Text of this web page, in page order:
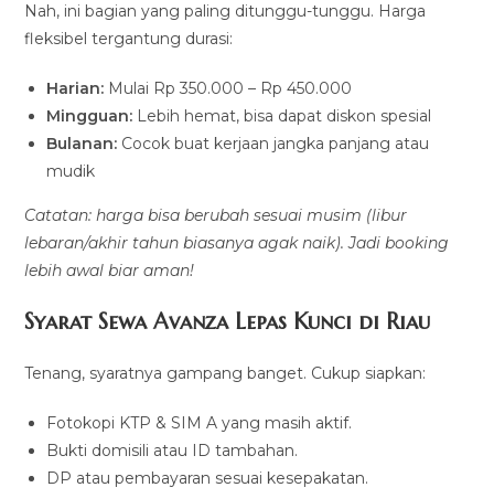
Nah, ini bagian yang paling ditunggu-tunggu. Harga
fleksibel tergantung durasi:
Harian: Mulai Rp 350.000 – Rp 450.000
Mingguan: Lebih hemat, bisa dapat diskon spesial
Bulanan: Cocok buat kerjaan jangka panjang atau
mudik
Catatan: harga bisa berubah sesuai musim (libur
lebaran/akhir tahun biasanya agak naik). Jadi booking
lebih awal biar aman!
Syarat Sewa Avanza Lepas Kunci di Riau
Tenang, syaratnya gampang banget. Cukup siapkan:
Fotokopi KTP & SIM A yang masih aktif.
Bukti domisili atau ID tambahan.
DP atau pembayaran sesuai kesepakatan.